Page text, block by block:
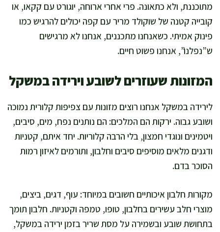
מתוכננת, ולא כתאונה. פרי אחרי ארוחה, יוגורט עם קקאו, או
קובייה קטנה של שוקולד מריר עם קפה יכולים להרגיש כמו
פינוק אמיתי. כשאנחנו מתכננים, אנחנו לא מרגישים
ש”נפלנו”, אנחנו פשוט חיים.
המזונות שעוזרים לשובע וירידה במשקל
לירידה במשקל אנחנו רוצים מזונות עם צפיפות קלורית נמוכה
ושובע גבוה. ירקות הם המלכים: הם נותנים נפח, מים, סיבים,
ויטמינים ונוגדי חמצון, בלי הרבה קלוריות. יחד איתם, קטניות
ודגנים מלאים מוסיפים סיבים וחלבון, ותורמים לאיזון רמות
הסוכר בדם.
מקורות חלבון איכותיים חשובים במיוחד: עוף, דגים, ביצים,
מוצרי חלב עשירים בחלבון, טופו, טמפה וקטניות. חלבון תומך
בתחושת שובע ובשמירה על מסת שריר בזמן ירידה במשקל,